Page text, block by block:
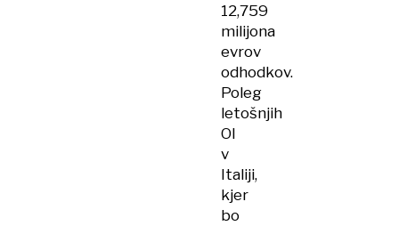
12,759
milijona
evrov
odhodkov.
Poleg
letošnjih
OI
v
Italiji,
kjer
bo